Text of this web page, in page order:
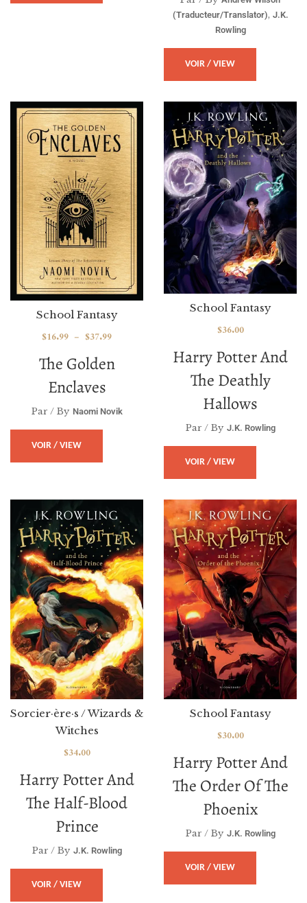
(traducteur/translator), J.K.
Rowling
VOIR / VIEW
The Golden
Enclaves
School Fantasy
$16.99 – $37.99
Par / By Naomi Novik
VOIR / VIEW
Harry Potter And
The Deathly
Hallows
School Fantasy
$36.00
Par / By J.K. Rowling
VOIR / VIEW
Harry Potter And
The Half-Blood
Prince
Sorcier·ère·s / Wizards &
Witches
$34.00
Par / By J.K. Rowling
VOIR / VIEW
Harry Potter And
The Order Of The
Phoenix
School Fantasy
$30.00
Par / By J.K. Rowling
VOIR / VIEW